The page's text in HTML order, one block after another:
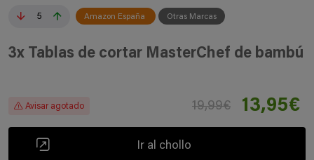
5 Amazon España Otras Marcas
3x Tablas de cortar MasterChef de bambú
Avisar agotado 19,99€ 13,95€
Ir al chollo